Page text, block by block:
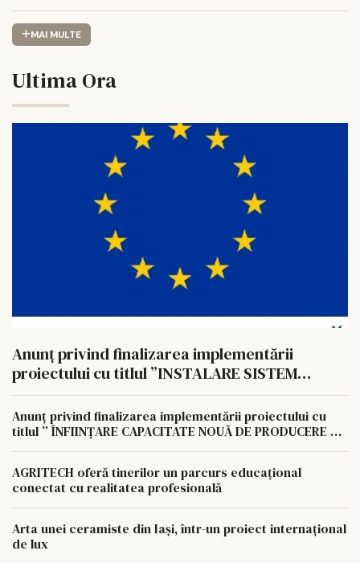
MAI MULTE
Ultima Ora
Anunț privind finalizarea implementării
proiectului cu titlul ”INSTALARE SISTEM
FOTOVOLTAIC PENTRU AUTOCONSUM LA
NIVELUL AGROCOMPLEX LUNCA PAȘCANI S.A
Anunț privind finalizarea implementării proiectului cu
titlul ” ÎNFIINȚARE CAPACITATE NOUĂ DE PRODUCERE A
AGRITECH oferă tinerilor un parcurs educațional
conectat cu realitatea profesională
Arta unei ceramiste din Iași, într-un proiect internațional
de lux